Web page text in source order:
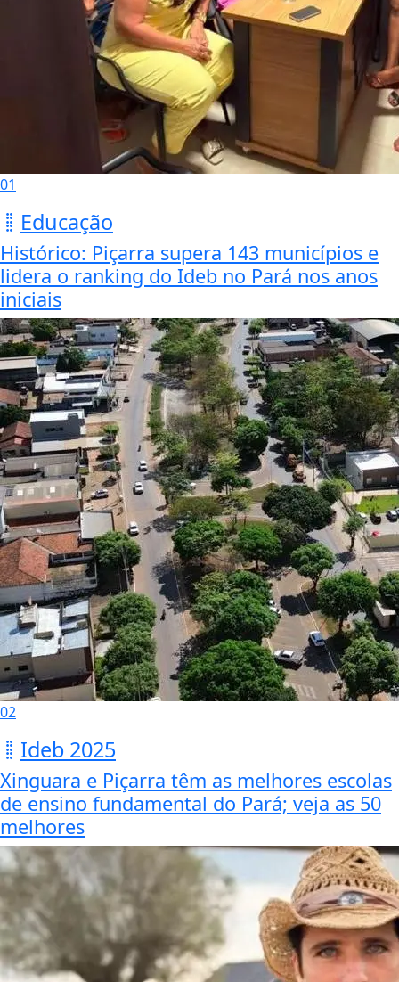
01
Educação
Histórico: Piçarra supera 143 municípios e
lidera o ranking do Ideb no Pará nos anos
iniciais
02
Ideb 2025
Xinguara e Piçarra têm as melhores escolas
de ensino fundamental do Pará; veja as 50
melhores